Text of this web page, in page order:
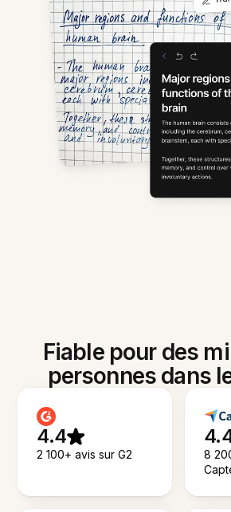
Fiable pour des
personnes dans
4.4
2 100+ avis sur G2
8